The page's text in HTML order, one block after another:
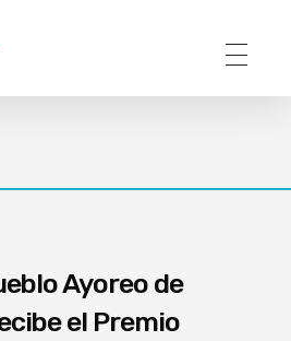
Ayoreo de
el Premio